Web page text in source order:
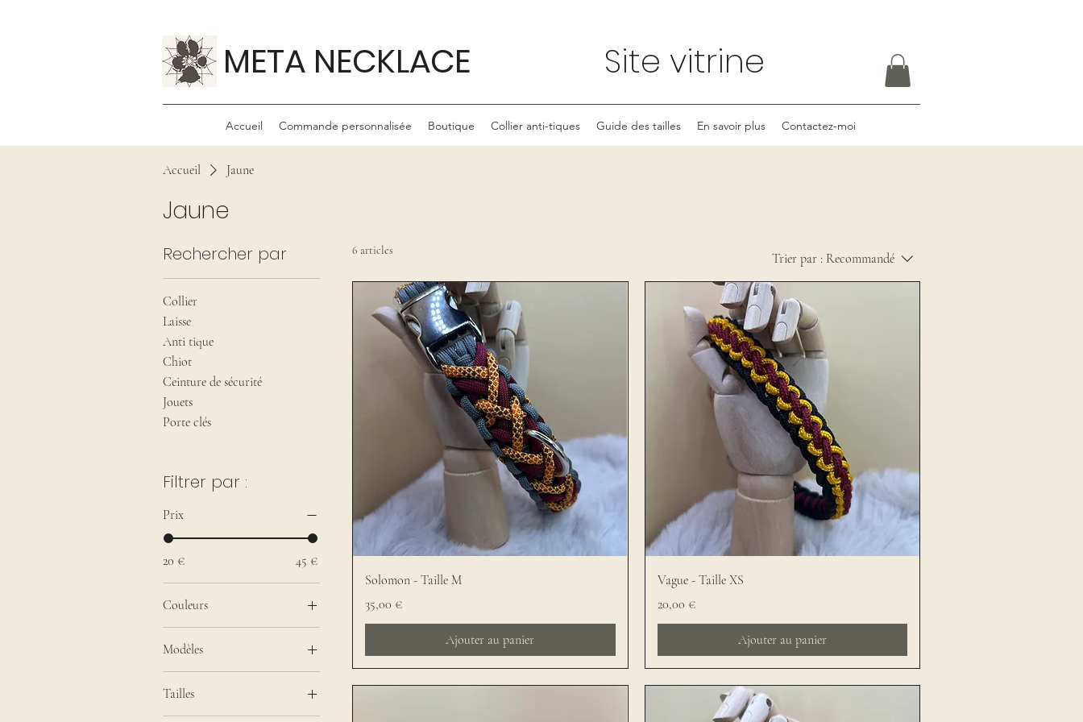
META NECKLACE Site vitrine
Accueil Commande personnalisée Boutique Collier anti-tiques Guide des tailles En savoir plus Contactez-moi
Accueil Jaune
Jaune
Rechercher par
Collier
Laisse
Anti tique
Chiot
Ceinture de sécurité
Jouets
Porte clés
Filtrer par :
Prix
20 € 45 €
Couleurs
Gris
Modèles
Eden
Tailles
6 articles
Trier par : Recommandé
Solomon - Taille M
Prix
35,00 €
Ajouter au panier
Vague - Taille XS
Prix
20,00 €
Ajouter au panier